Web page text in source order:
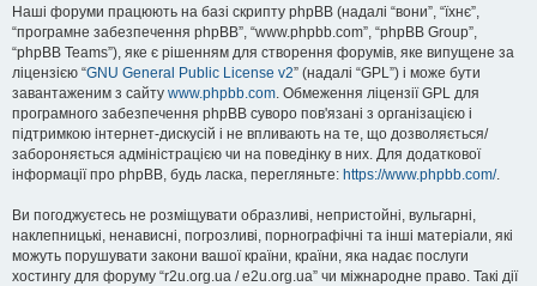
Наші форуми працюють на базі скрипту phpBB (надалі “вони”, “їхнє”,
“програмне забезпечення phpBB”, “www.phpbb.com”, “phpBB Group”,
“phpBB Teams”), яке є рішенням для створення форумів, яке випущене за
ліцензією “GNU General Public License v2” (надалі “GPL”) і може бути
завантаженим з сайту www.phpbb.com. Обмеження ліцензії GPL для
програмного забезпечення phpBB суворо пов'язані з організацією і
підтримкою інтернет-дискусій і не впливають на те, що дозволяється/
забороняється адміністрацією чи на поведінку в них. Для додаткової
інформації про phpBB, будь ласка, перегляньте: https://www.phpbb.com/.
Ви погоджуєтесь не розміщувати образливі, непристойні, вульгарні,
наклепницькі, ненависні, погрозливі, порнографічні та інші матеріали, які
можуть порушувати закони вашої країни, країни, яка надає послуги
хостингу для форуму “r2u.org.ua / e2u.org.ua” чи міжнародне право. Такі дії